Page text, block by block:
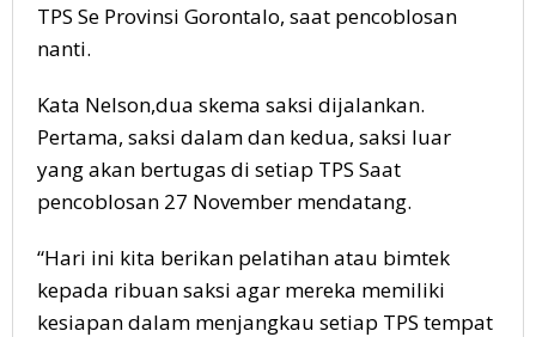
TPS Se Provinsi Gorontalo, saat pencoblosan
nanti.
Kata Nelson,dua skema saksi dijalankan.
Pertama, saksi dalam dan kedua, saksi luar
yang akan bertugas di setiap TPS Saat
pencoblosan 27 November mendatang.
“Hari ini kita berikan pelatihan atau bimtek
kepada ribuan saksi agar mereka memiliki
kesiapan dalam menjangkau setiap TPS tempat